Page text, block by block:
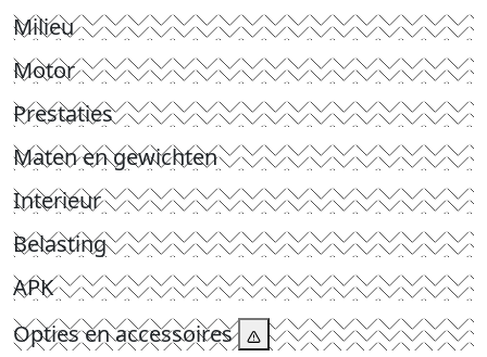
Milieu
Motor
Prestaties
Maten en gewichten
Interieur
Belasting
APK
Opties en accessoires